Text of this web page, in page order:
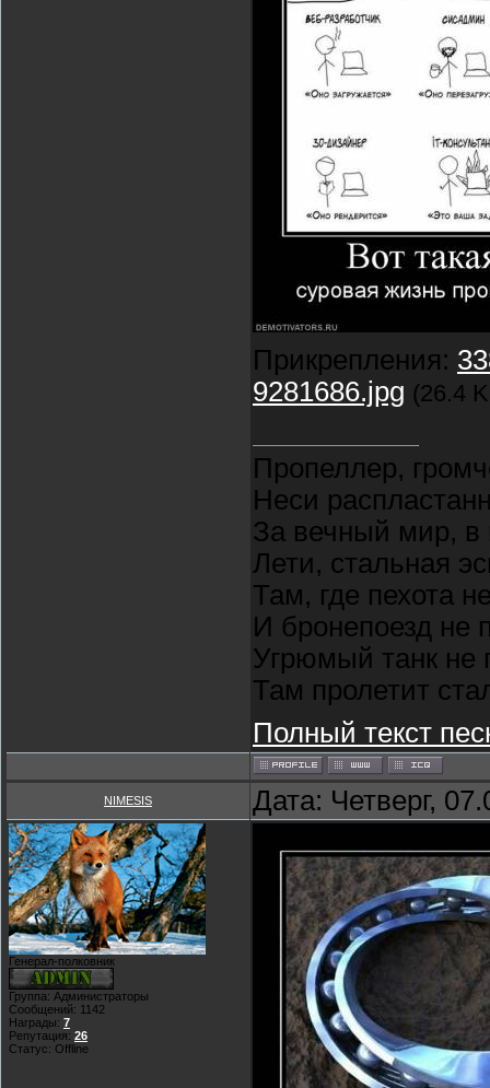
Прикрепления:
9281686.jpg (26.4
Пропеллер,
Неси
За вечный мир, в
Лети, стальная
Там, где пехота
И бронепоезд не
Угрюмый танк не
Там пролетит
Полный текст
NIMESIS Дата: Четверг,
Генерал-полковник
Группа: Администраторы
Сообщений: 1142
Награды: 7
Репутация: 26
Статус: Offline